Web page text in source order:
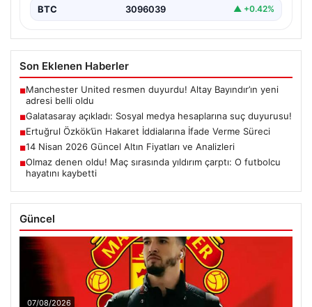
BTC 3096039 ▲ +0.42%
Son Eklenen Haberler
■Manchester United resmen duyurdu! Altay Bayındır’ın yeni
adresi belli oldu
■Galatasaray açıkladı: Sosyal medya hesaplarına suç duyurusu!
■Ertuğrul Özkök’ün Hakaret İddialarına İfade Verme Süreci
■14 Nisan 2026 Güncel Altın Fiyatları ve Analizleri
■Olmaz denen oldu! Maç sırasında yıldırım çarptı: O futbolcu
hayatını kaybetti
Güncel
07/08/2026